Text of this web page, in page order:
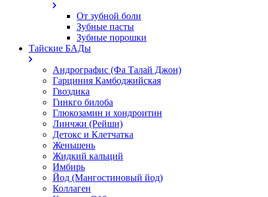
От зубной боли
Зубные пасты
Зубные порошки
Тайские БАДы
Андрографис (Фа Талай Джон)
Гарциния Камбоджийская
Гвоздика
Гинкго билоба
Глюкозамин и хондроитин
Линчжи (Рейши)
Детокс и Клетчатка
Женьшень
Жидкий кальций
Имбирь
Йод (Мангостиновый йод)
Коллаген